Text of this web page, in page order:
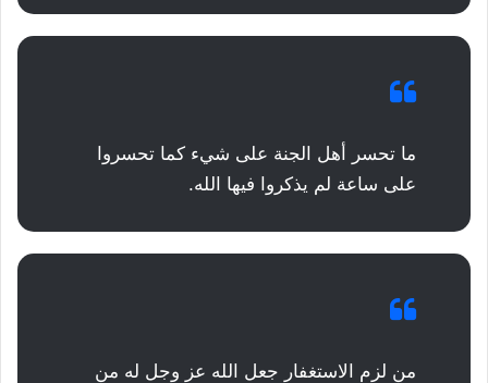
ما تحسر أهل الجنة على شيء كما تحسروا
على ساعة لم يذكروا فيها الله.
من لزم الاستغفار جعل الله عز وجل له من